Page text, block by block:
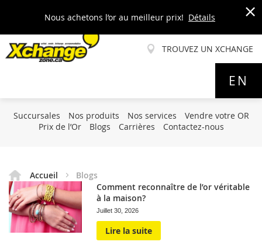
Nous achetons l’or au meilleur prix! Détails
x
TROUVEZ UN XCHANGE
EN
Succursales Nos produits Nos services
Vendre votre OR
Prix de l’Or
Blogs Carrières Contactez-nous
Accueil Blogs
Comment reconnaître de l’or véritable
à la maison?
Juillet 30, 2026
Lire la suite